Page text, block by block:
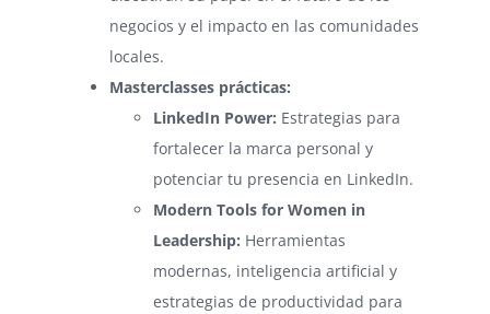
negocios y el impacto en las comunidades
locales.
Masterclasses prácticas:
LinkedIn Power: Estrategias para
fortalecer la marca personal y
potenciar tu presencia en LinkedIn.
Modern Tools for Women in
Leadership: Herramientas
modernas, inteligencia artificial y
estrategias de productividad para